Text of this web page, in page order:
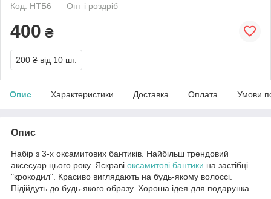
Код: НТБ6
Опт і роздріб
400 ₴
200 ₴ від 10 шт.
Опис Характеристики Доставка Оплата Умови
Опис
Набір з 3-х оксамитових бантиків. Найбільш трендовий
аксесуар цього року. Яскраві оксамитові бантики на застібці
"крокодил". Красиво виглядають на будь-якому волоссі.
Підійдуть до будь-якого образу. Хороша ідея для подарунка.